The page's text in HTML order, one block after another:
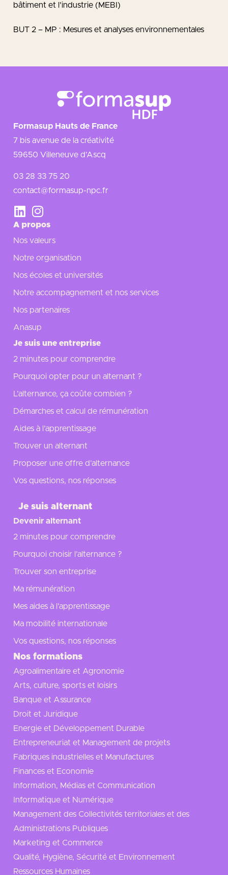
bâtiment et l’industrie (MEBI)
BUT 2 – MP : Mesures et analyses environnementales
Formasup Hauts de France
7 bis avenue de la créativité
59650 Villeneuve d’Ascq
03 28 33 75 20
contact@formasup-npc.fr
A propos
Nos valeurs
Notre organisation
Nos écoles et universités
Notre accompagnement et nos services
Nos partenaires
Anasup
Je suis une entreprise
2 minutes pour comprendre
Pourquoi opter pour un alternant ?
L’alternance, ça coûte combien ?
Démarches et calcul de rémunération
Aides à l’apprentissage
Trouver un alternant
Proposer une offre d’alternance
Vos questions, nos réponses
Je suis alternant
Devenir alternant
2 minutes pour comprendre
Pourquoi choisir l’alternance ?
Trouver son entreprise
Ma rémunération
Mes aides à l'apprentissage
Ma mobilité internationale
Vos questions, nos réponses
Nos formations
Agroalimentaire et Agronomie
Arts, culture, sports et loisirs
Banque et Assurance
Droit et Juridique
Energie et Développement Durable
Entrepreneuriat et Management de projets
Fabriques industrielles et Manufactures
Finances et Economie
Information, Médias et Communication
Informatique et Numérique
Management des Collectivités territoriales et des
Administrations Publiques
Marketing et Commerce
Qualité, Hygiène, Sécurité et Environnement
Ressources Humaines